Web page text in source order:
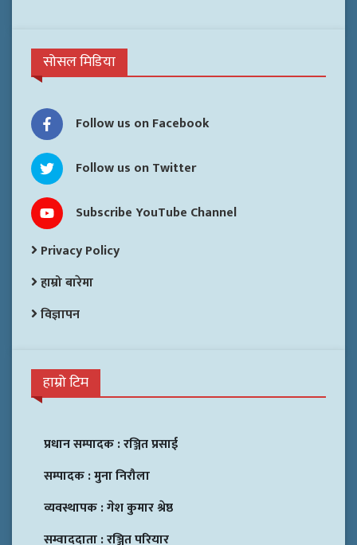
सोसल मिडिया
Follow us on Facebook
Follow us on Twitter
Subscribe YouTube Channel
Privacy Policy
हाम्रो बारेमा
विज्ञापन
हाम्रो टिम
प्रधान सम्पादक :रञ्जित प्रसाई
सम्पादक :मुना निरौला
व्यवस्थापक :गेश कुमार श्रेष्ठ
सम्वाददाता :रञ्जित परियार